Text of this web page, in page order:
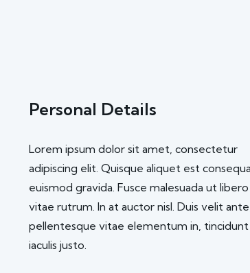
Personal Details
Lorem ipsum dolor sit amet, consectetur
adipiscing elit. Quisque aliquet est
euismod gravida. Fusce malesuada ut libero
vitae rutrum. In at auctor nisl. Duis velit
pellentesque vitae elementum in, tincidunt
iaculis justo.